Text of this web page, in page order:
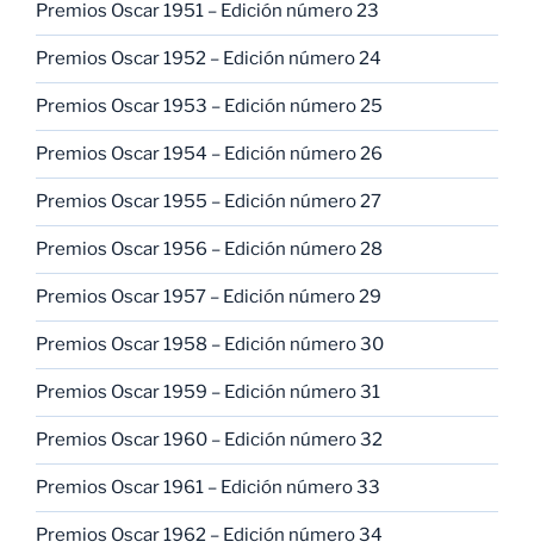
Premios Oscar 1951 – Edición número 23
Premios Oscar 1952 – Edición número 24
Premios Oscar 1953 – Edición número 25
Premios Oscar 1954 – Edición número 26
Premios Oscar 1955 – Edición número 27
Premios Oscar 1956 – Edición número 28
Premios Oscar 1957 – Edición número 29
Premios Oscar 1958 – Edición número 30
Premios Oscar 1959 – Edición número 31
Premios Oscar 1960 – Edición número 32
Premios Oscar 1961 – Edición número 33
Premios Oscar 1962 – Edición número 34